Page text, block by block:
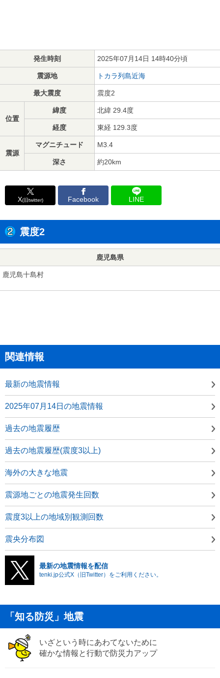
発生時刻 2025年07月14日 14時40分頃
震源地 トカラ列島近海
最大震度 震度2
位置
緯度 北緯 29.4度
経度 東経 129.3度
震源
マグニチュード M3.4
深さ 約20km
X(旧twitter) Facebook LINE
震度2
鹿児島県
鹿児島十島村
関連情報
最新の地震情報
2025年07月14日の地震情報
過去の地震履歴
過去の地震履歴(震度3以上)
海外の大きな地震
震源地ごとの地震発生回数
震度3以上の地域別観測回数
震央分布図
最新の地震情報を配信
tenki.jp公式X（旧Twitter）をご利用ください。
「知る防災」地震
いざという時にあわてないために
確かな情報と行動で防災力アップ